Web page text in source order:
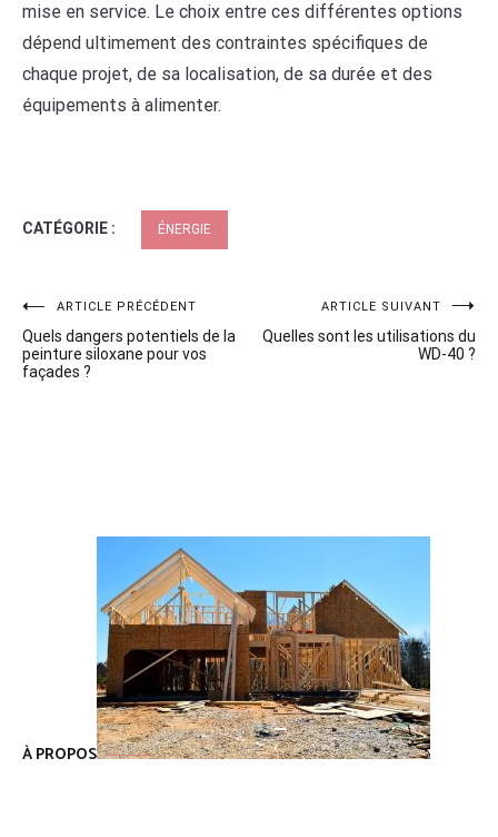
mise en service. Le choix entre ces différentes options
dépend ultimement des contraintes spécifiques de
chaque projet, de sa localisation, de sa durée et des
équipements à alimenter.
CATÉGORIE : ÉNERGIE
Navigation
de
ARTICLE PRÉCÉDENT
Quels dangers potentiels de la
peinture siloxane pour vos
façades ?
ARTICLE SUIVANT
Quelles sont les utilisations du
WD-40 ?
À PROPOS